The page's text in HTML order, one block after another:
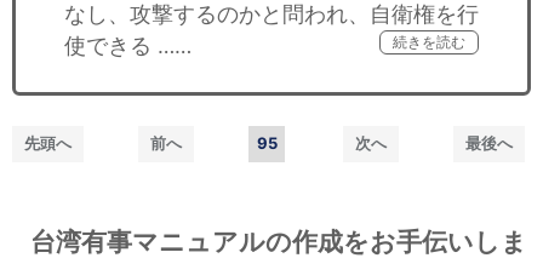
なし、攻撃するのかと問われ、自衛権を行
使できる ……
続きを読む
先頭へ 前へ 95 次へ 最後へ
台湾有事マニュアルの作成をお手伝いしま